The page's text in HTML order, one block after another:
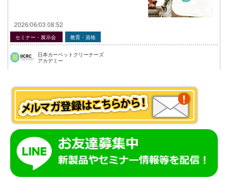
2026/06/03 08:52
セミナー・展示会 教育・資格
日本カーペットクリーナーズ
アカデミー